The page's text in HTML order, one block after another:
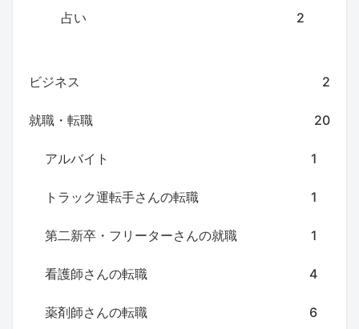
占い 2
ビジネス 2
就職・転職 20
アルバイト 1
トラック運転手さんの転職 1
第二新卒・フリーターさんの就職 1
看護師さんの転職 4
薬剤師さんの転職 6